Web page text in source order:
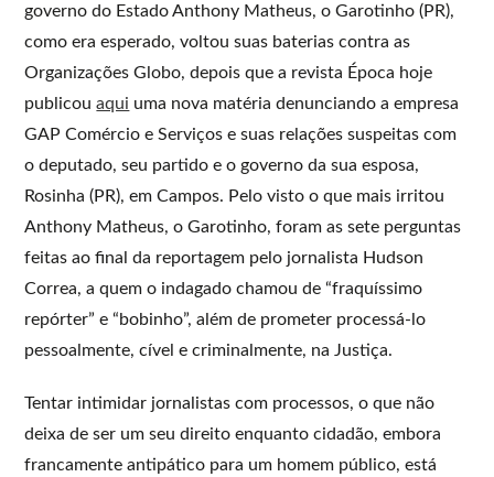
governo do Estado Anthony Matheus, o Garotinho (PR),
como era esperado, voltou suas baterias contra as
Organizações Globo, depois que a revista Época hoje
publicouaqui uma nova matéria denunciando a empresa
GAP Comércio e Serviços e suas relações suspeitas com
o deputado, seu partido e o governo da sua esposa,
Rosinha (PR), em Campos. Pelo visto o que mais irritou
Anthony Matheus, o Garotinho, foram as sete perguntas
feitas ao final da reportagem pelo jornalista Hudson
Correa, a quem o indagado chamou de “fraquíssimo
repórter” e “bobinho”, além de prometer processá-lo
pessoalmente, cível e criminalmente, na Justiça.
Tentar intimidar jornalistas com processos, o que não
deixa de ser um seu direito enquanto cidadão, embora
francamente antipático para um homem público, está